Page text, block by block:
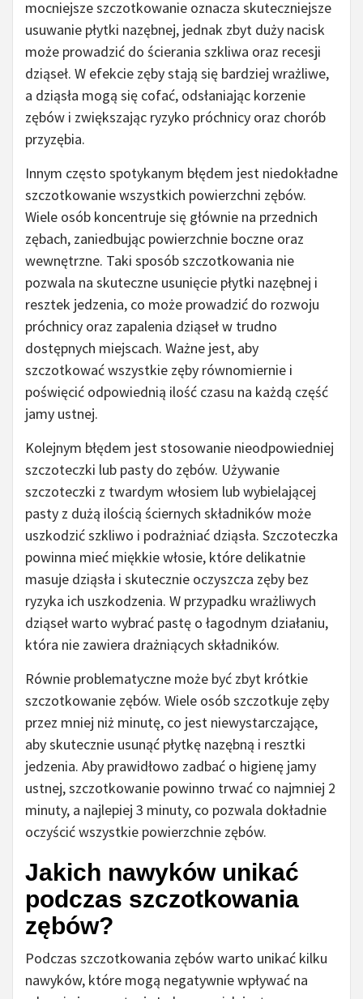
mocniejsze szczotkowanie oznacza skuteczniejsze
usuwanie płytki nazębnej, jednak zbyt duży nacisk
może prowadzić do ścierania szkliwa oraz recesji
dziąseł. W efekcie zęby stają się bardziej wrażliwe,
a dziąsła mogą się cofać, odsłaniając korzenie
zębów i zwiększając ryzyko próchnicy oraz chorób
przyzębia.
Innym często spotykanym błędem jest niedokładne
szczotkowanie wszystkich powierzchni zębów.
Wiele osób koncentruje się głównie na przednich
zębach, zaniedbując powierzchnie boczne oraz
wewnętrzne. Taki sposób szczotkowania nie
pozwala na skuteczne usunięcie płytki nazębnej i
resztek jedzenia, co może prowadzić do rozwoju
próchnicy oraz zapalenia dziąseł w trudno
dostępnych miejscach. Ważne jest, aby
szczotkować wszystkie zęby równomiernie i
poświęcić odpowiednią ilość czasu na każdą część
jamy ustnej.
Kolejnym błędem jest stosowanie nieodpowiedniej
szczoteczki lub pasty do zębów. Używanie
szczoteczki z twardym włosiem lub wybielającej
pasty z dużą ilością ściernych składników może
uszkodzić szkliwo i podrażniać dziąsła. Szczoteczka
powinna mieć miękkie włosie, które delikatnie
masuje dziąsła i skutecznie oczyszcza zęby bez
ryzyka ich uszkodzenia. W przypadku wrażliwych
dziąseł warto wybrać pastę o łagodnym działaniu,
która nie zawiera drażniących składników.
Równie problematyczne może być zbyt krótkie
szczotkowanie zębów. Wiele osób szczotkuje zęby
przez mniej niż minutę, co jest niewystarczające,
aby skutecznie usunąć płytkę nazębną i resztki
jedzenia. Aby prawidłowo zadbać o higienę jamy
ustnej, szczotkowanie powinno trwać co najmniej 2
minuty, a najlepiej 3 minuty, co pozwala dokładnie
oczyścić wszystkie powierzchnie zębów.
Jakich nawyków unikać
podczas szczotkowania
zębów?
Podczas szczotkowania zębów warto unikać kilku
nawyków, które mogą negatywnie wpływać na